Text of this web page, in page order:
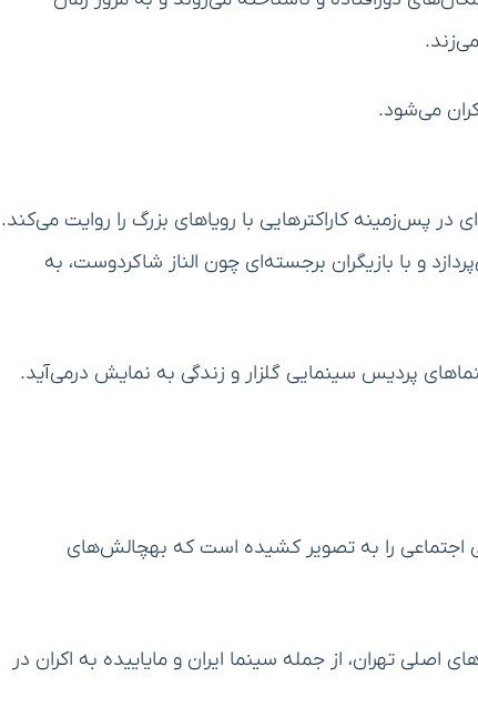
می‌شود.
در پس‌زمینه کاراکترهایی با رویاهای بزرگ را روایت می‌کند.
و با بازیگران برجسته‌ای چون الناز شاکردوست، به
اجتماعی را به تصویر کشیده است که بهچالش‌های
۱۴۰۳ در سینماهای اصلی تهران، از جمله سینما ایران و مایاییده به اکران در